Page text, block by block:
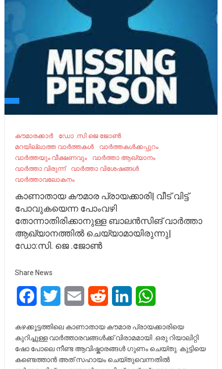
കൗമാരക്കാർ
ഡോ .സി ജെ ജോൺ
മറയില്ലാത്ത വാർത്തകൾ
വാർത്തകൾക്കപ്പുറം
വാർത്തയും വീക്ഷണവും
വാർത്താ ആഖ്യാനം
വാർത്താ വിരുന്ന്
വാർത്താ വിശേഷങ്ങൾ
വാർത്താവലോകനം
കാണാതായ കൗമാര പ്രായക്കാരി| വീട് വിട്ട്
പോവുകയെന്ന പോംവഴി
തോന്നാതിരിക്കാനുള്ള ബാലൻസിങ് വാർത്താ
ആഖ്യാനത്തിൽ ചെയ്യാമായിരുന്നു|
ഡോ:സി. ജെ .ജോൺ
Share News
FacebookTwitter Email Reddit LinkedIn
കഴക്കൂട്ടത്തിലെ കാണാതായ കൗമാര പ്രായക്കാരിയെ
കുറിച്ചുള്ള വാർത്താരവങ്ങൾക്ക്‌ വിരാമമായി .ഒരു റിയാലിറ്റി
ഷോ പോലെ നീണ്ട ആവിഷ്കാരങ്ങൾ ഗുണം ചെയ്തു. കുട്ടിയെ
കണ്ടെത്താൻ അത് സഹായം ചെയ്തുവെന്നതിൽ